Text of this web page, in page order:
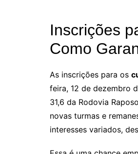
Inscrições
Como
As inscrições para os
feira, 12 de dezembro
31,6 da Rodovia
novas turmas e
interesses variados,